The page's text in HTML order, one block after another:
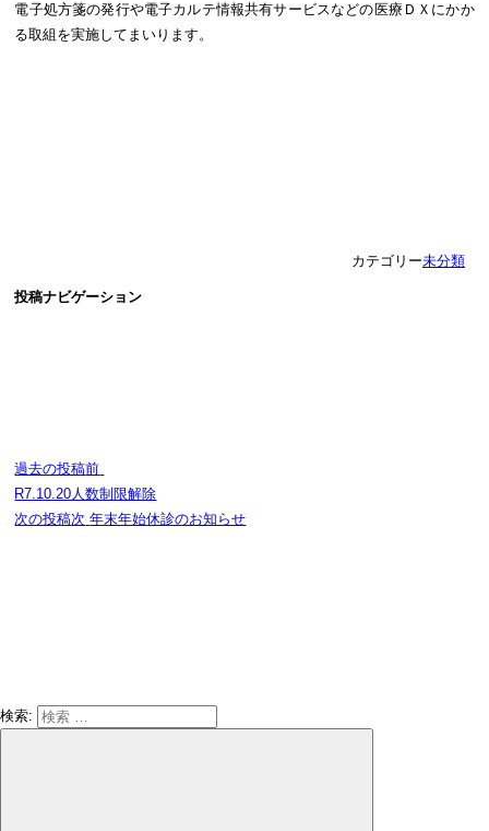
電子処方箋の発行や電子カルテ情報共有サービスなどの医療ＤＸにかか
る取組を実施してまいります。
カテゴリー未分類
投稿ナビゲーション
過去の投稿前
R7.10.20人数制限解除
次の投稿次 年末年始休診のお知らせ
検索: